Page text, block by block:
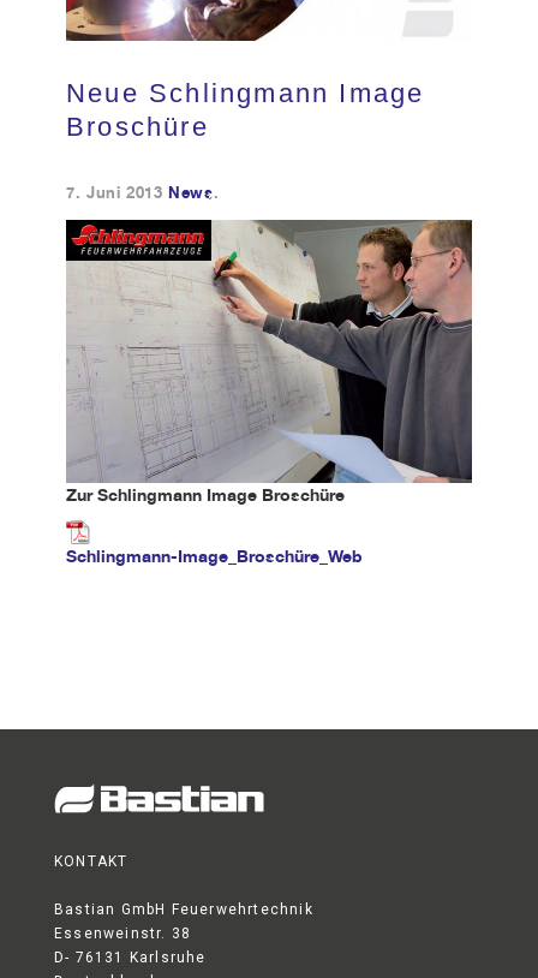
Kontakt
Neue Schlingmann Image
Broschüre
7. Juni 2013 News.
Zur Schlingmann Image Broschüre
Schlingmann-Image_Broschüre_Web
KONTAKT
Bastian GmbH Feuerwehrtechnik
Essenweinstr. 38
D- 76131 Karlsruhe